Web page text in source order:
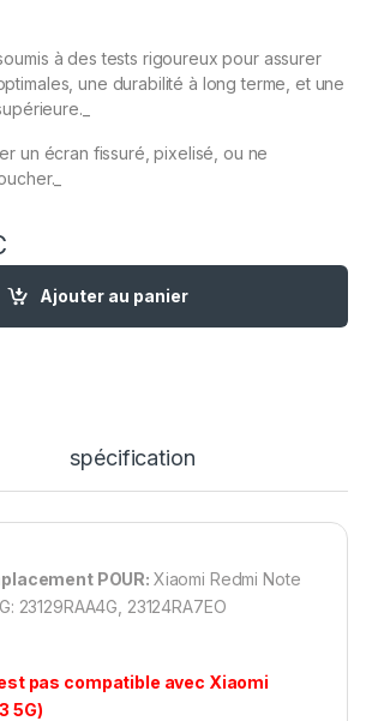
à des tests rigoureux pour assurer
une durabilité à long terme, et une
un écran fissuré, pixelisé, ou ne
Remplacement Xiaomi Redmi Note 13
Ajouter au panier
spécification
POUR: Xiaomi Redmi Note
23129RAA4G, 23124RA7EO
pas compatible avec Xiaomi
5G)